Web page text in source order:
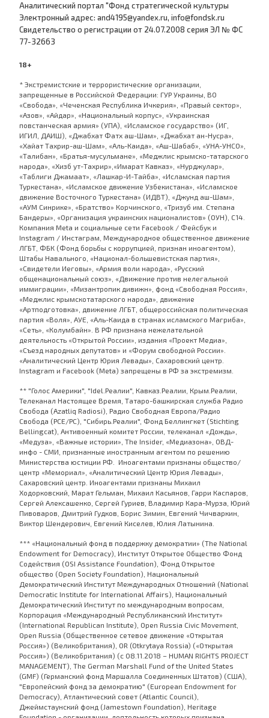
Аналитический портал "Фонд стратегической культуры
Электронный адрес: and4195@yandex.ru, info@fondsk.ru
Cвидетельство о регистрации от 24.07.2008 серия ЭЛ № ФС
77-32663
18+
* Экстремистские и террористические организации,
запрещенные в Российской Федерации: ГУР Украины, ВО
«Свобода», «Чеченская Республика Ичкерия», «Правый сектор»,
«Азов», «Айдар», «Национальный корпус», «Украинская
повстанческая армия» (УПА), «Исламское государство» (ИГ,
ИГИЛ, ДАИШ), «Джабхат Фатх аш-Шам», «Джабхат ан-Нусра»,
«Хайат Тахрир-аш-Шам», «Аль-Каида», «Аш-Шабаб», «УНА-УНСО»,
«Талибан», «Братья-мусульмане», «Меджлис крымско-татарского
народа», «Хизб ут-Тахрир»,«Имарат Кавказ», «Нурджулар»,
«Таблиги Джамаат», «Лашкар-И-Тайба», «Исламская партия
Туркестана», «Исламское движение Узбекистана», «Исламское
движение Восточного Туркестана» (ИДВТ), «Джунд аш-Шам»,
«АУМ Синрике», «Братство» Корчинского, «Тризуб им. Степана
Бандеры», «Организация украинских националистов» (ОУН), С14.
Компания Meta и социальные сети Facebook / Фейсбук и
Instagram / Инстаграм, Международное общественное движение
ЛГБТ, ФБК (Фонд борьбы с коррупцией, признан иноагентом),
Штабы Навального, «Национал-большевистская партия»,
«Свидетели Иеговы», «Армия воли народа», «Русский
общенациональный союз», «Движение против нелегальной
иммиграции», «Мизантропик дивижн», фонд «Свободная Россия»,
«Меджлис крымскотатарского народа», движение
«Артподготовка», движение ЛГБТ, общероссийская политическая
партия «Воля», АУЕ, «Аль-Каида в странах исламского Магриба»,
«Сеть», «Колумбайн». В РФ признана нежелательной
деятельность «Открытой России», издания «Проект Медиа»,
«Съезд народных депутатов» и «Форум свободной России».
«Аналитический Центр Юрия Левады», Сахаровский центр.
Instagram и Facebook (Metа) запрещены в РФ за экстремизм.
** "Голос Америки", "Idel.Реалии", Кавказ.Реалии, Крым.Реалии,
Телеканал Настоящее Время, Татаро-башкирская служба Радио
Свобода (Azatliq Radiosi), Радио Свободная Европа/Радио
Свобода (PCE/PC), "Сибирь.Реалии", Фонд Беллингкет (Stichting
Bellingcat), Антивоенный комитет России, телеканал «Дождь»,
«Медуза», «Важные истории», The Insider, «Медиазона», ОВД-
инфо - СМИ, признанные иностранным агентом по решению
Министерства юстиции РФ. Иноагентами признаны общество/
центр «Мемориал», «Аналитический Центр Юрия Левады»,
Сахаровский центр. Иноагентами признаны Михаил
Ходорковский, Марат Гельман, Михаил Касьянов, Гарри Каспаров,
Сергей Алексашенко, Сергей Гуриев, Владимир Кара-Мурза, Юрий
Пивоваров, Дмитрий Гудков, Борис Зимин, Евгений Чичваркин,
Виктор Шендерович, Евгений Киселев, Юлия Латынина.
*** «Национальный фонд в поддержку демократии» (The National
Endowment for Democracy), Институт Открытое Общество Фонд
Содействия (OSI Assistance Foundation), Фонд Открытое
общество (Open Society Foundation), Национальный
Демократический Институт Международных Отношений (National
Democratic Institute for International Affairs), Национальный
Демократический Институт по международным вопросам,
Корпорация «Международный Республиканский Институт»
(International Republican Institute), Open Russia Civic Movement,
Open Russia (Общественное сетевое движение «Открытая
Россия») (Великобритания), OR (Otkrytaya Rossia) («Открытая
Россия») (Великобритания) (с 08.11.2018 – HUMAN RIGHTS PROJECT
MANAGEMENT), The German Marshall Fund of the United States
(GMF) (Германский фонд Маршалла Соединенных Штатов) (США),
"Европейский фонд за демократию" (European Endowment for
Democracy), Атлантический совет (Atlantic Council),
Джеймстаунский фонд (Jamestown Foundation), Heritage